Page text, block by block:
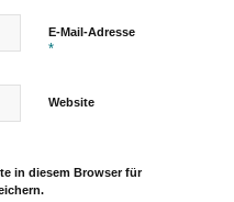
E-Mail-Adresse
*
Website
in diesem Browser für